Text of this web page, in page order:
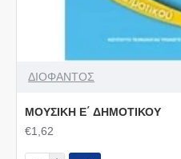
ΔΙΟΦΑΝΤΟΣ
ΜΟΥΣΙΚΗ Ε΄ ΔΗΜΟΤΙΚΟΥ
€1,62